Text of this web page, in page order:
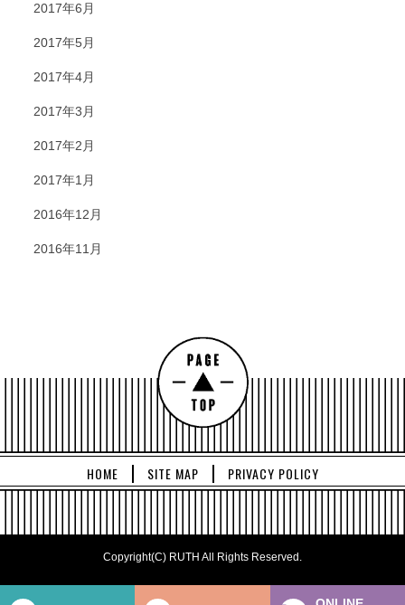
2017年6月
2017年5月
2017年4月
2017年3月
2017年2月
2017年1月
2016年12月
2016年11月
HOME SITE MAP PRIVACY POLICY
Copyright(C) RUTH All Rights Reserved.